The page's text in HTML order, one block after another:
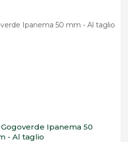
Ipanema 50
- Al taglio